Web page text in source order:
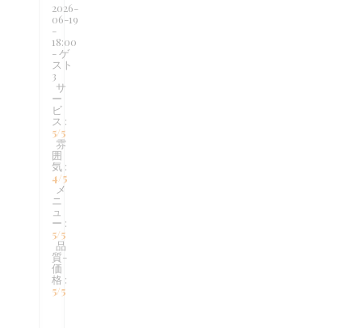
2026-
06-19
-
18:00
- ゲ
スト
3
サ
ー
ビ
ス :
5/5
雰
囲
気 :
4/5
メ
ニ
ュ
ー :
5/5
品
質-
価
格 :
5/5